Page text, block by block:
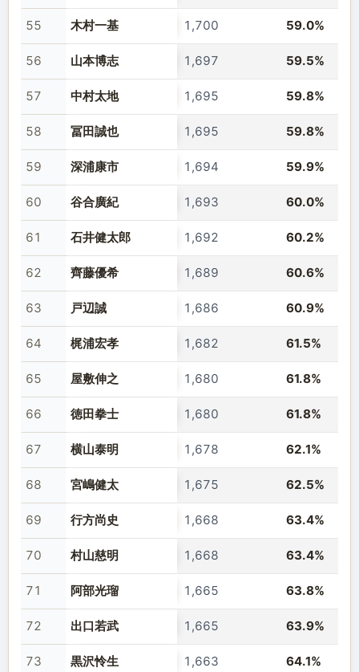
55 木村一基 1,700 59.0%
56 山本博志 1,697 59.5%
57 中村太地 1,695 59.8%
58 冨田誠也 1,695 59.8%
59 深浦康市 1,694 59.9%
60 谷合廣紀 1,693 60.0%
61 石井健太郎 1,692 60.2%
62 齊藤優希 1,689 60.6%
63 戸辺誠 1,686 60.9%
64 梶浦宏孝 1,682 61.5%
65 屋敷伸之 1,680 61.8%
66 徳田拳士 1,680 61.8%
67 横山泰明 1,678 62.1%
68 宮嶋健太 1,675 62.5%
69 行方尚史 1,668 63.4%
70 村山慈明 1,668 63.4%
71 阿部光瑠 1,665 63.8%
72 出口若武 1,665 63.9%
73 黒沢怜生 1,663 64.1%